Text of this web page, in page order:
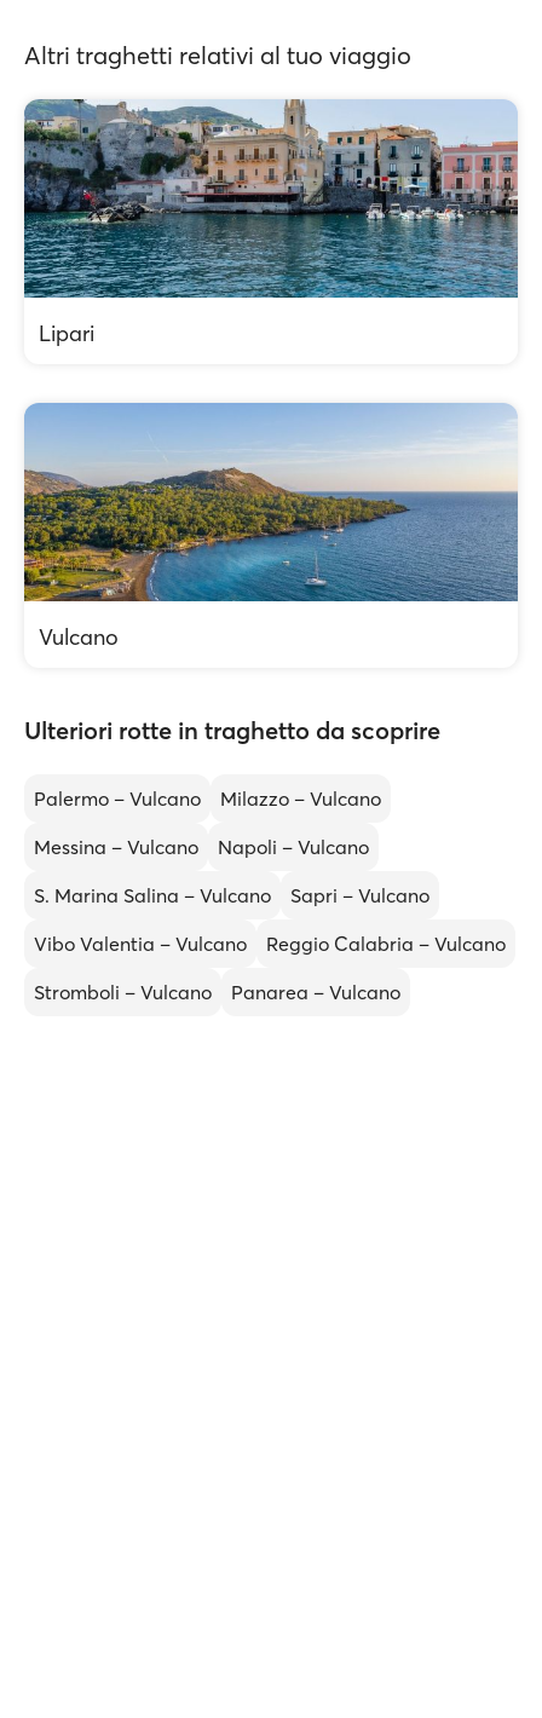
Altri traghetti relativi al tuo viaggio
Lipari
Vulcano
Ulteriori rotte in traghetto da scoprire
Palermo – Vulcano
Milazzo – Vulcano
Messina – Vulcano
Napoli – Vulcano
S. Marina Salina – Vulcano
Sapri – Vulcano
Vibo Valentia – Vulcano
Reggio Calabria – Vulcano
Stromboli – Vulcano
Panarea – Vulcano